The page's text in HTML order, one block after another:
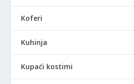
Koferi
Kuhinja
Kupaći kostimi